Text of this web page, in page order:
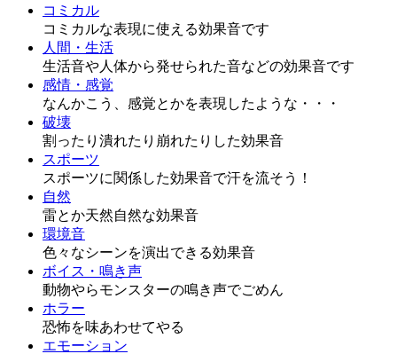
コミカル
コミカルな表現に使える効果音です
人間・生活
生活音や人体から発せられた音などの効果音です
感情・感覚
なんかこう、感覚とかを表現したような・・・
破壊
割ったり潰れたり崩れたりした効果音
スポーツ
スポーツに関係した効果音で汗を流そう！
自然
雷とか天然自然な効果音
環境音
色々なシーンを演出できる効果音
ボイス・鳴き声
動物やらモンスターの鳴き声でごめん
ホラー
恐怖を味あわせてやる
エモーション